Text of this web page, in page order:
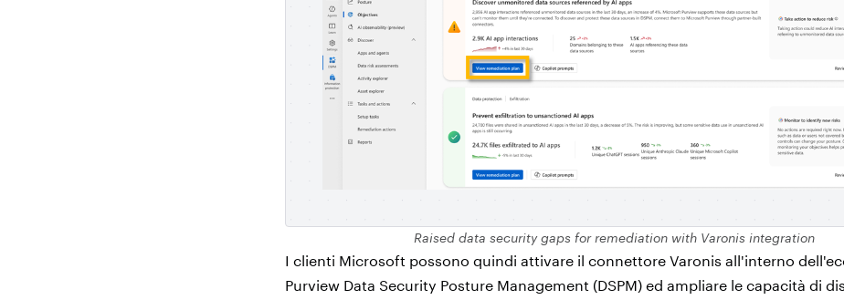
Raised data security gaps for remediation with Varonis integration
I clienti Microsoft possono quindi attivare il connettore Varonis all'interno
Purview Data Security Posture Management (DSPM) ed ampliare le capacità di